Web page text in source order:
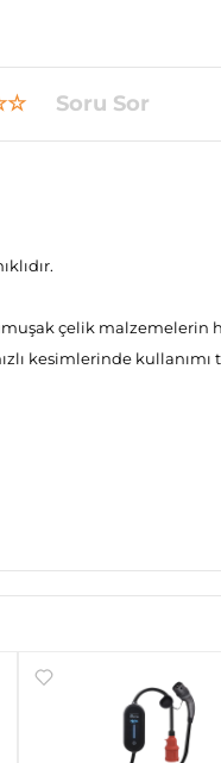
Soru Sor
çelik malzemelerin
kesimlerinde